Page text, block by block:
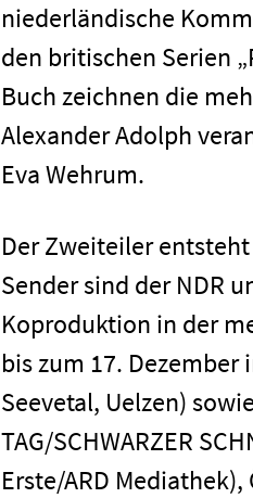
niederländische
den britischen Serien
Buch zeichnen die
Alexander Adolph
Eva Wehrum.
Der Zweiteiler
Sender sind der NDR
Koproduktion in der
bis zum 17.
Seevetal, Uelzen)
TAG/SCHWARZER
Erste/ARD